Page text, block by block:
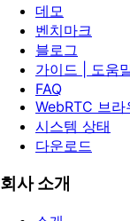
데모
벤치마크
블로그
가이드 | 도움
FAQ
WebRTC 브라
시스템 상태
다운로드
회사 소개